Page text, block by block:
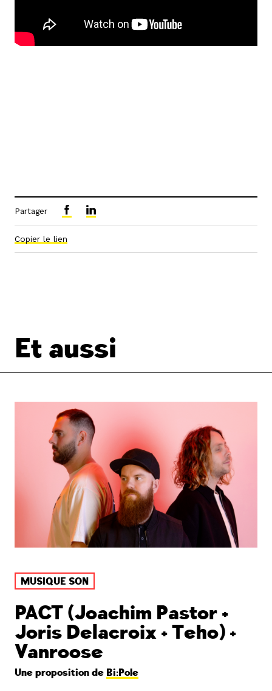
Partager
Copier le lien
Et aussi
MUSIQUE SON
PACT (Joachim Pastor +
Joris Delacroix + Teho) +
Vanroose
Une proposition de Bi:Pole